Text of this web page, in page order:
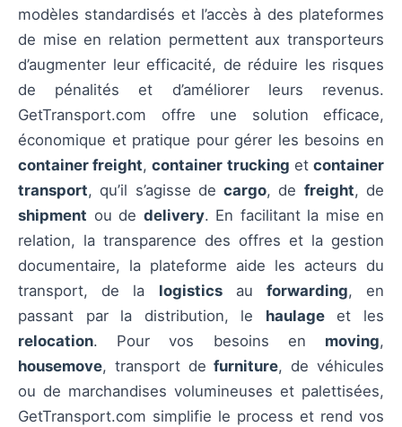
modèles standardisés et l’accès à des plateformes
de mise en relation permettent aux transporteurs
d’augmenter leur efficacité, de réduire les risques
de pénalités et d’améliorer leurs revenus.
GetTransport.com offre une solution efficace,
économique et pratique pour gérer les besoins en
container freight,container trucking etcontainer
transport, qu’il s’agisse decargo, de freight, de
shipment ou de delivery. En facilitant la mise en
relation, la transparence des offres et la gestion
documentaire, la plateforme aide les acteurs du
transport, de la logisticsau forwarding, en
passant par la distribution, le haulageet les
relocation. Pour vos besoins en moving,
housemove, transport defurniture, de véhicules
ou de marchandises volumineuses et palettisées,
GetTransport.com simplifie le process et rend vos